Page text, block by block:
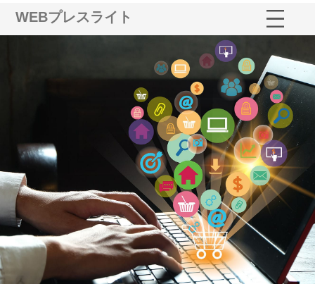
WEBプレスライト